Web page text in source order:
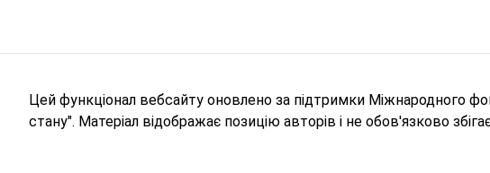
Цей функціонал вебсайту оновлено за підтримки Міжнародного
стану". Матеріал відображає позицію авторів і не обов'язково